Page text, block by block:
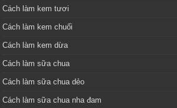
Cách làm kem tươi
Cách làm kem chuối
Cách làm kem dừa
Cách làm sữa chua
Cách làm sữa chua dẻo
Cách làm sữa chua nha đam